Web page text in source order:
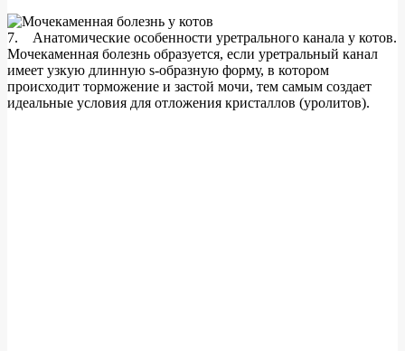
7. Анатомические особенности уретрального канала у котов.
Мочекаменная болезнь образуется, если уретральный канал
имеет узкую длинную s-образную форму, в котором
происходит торможение и застой мочи, тем самым создает
идеальные условия для отложения кристаллов (уролитов).